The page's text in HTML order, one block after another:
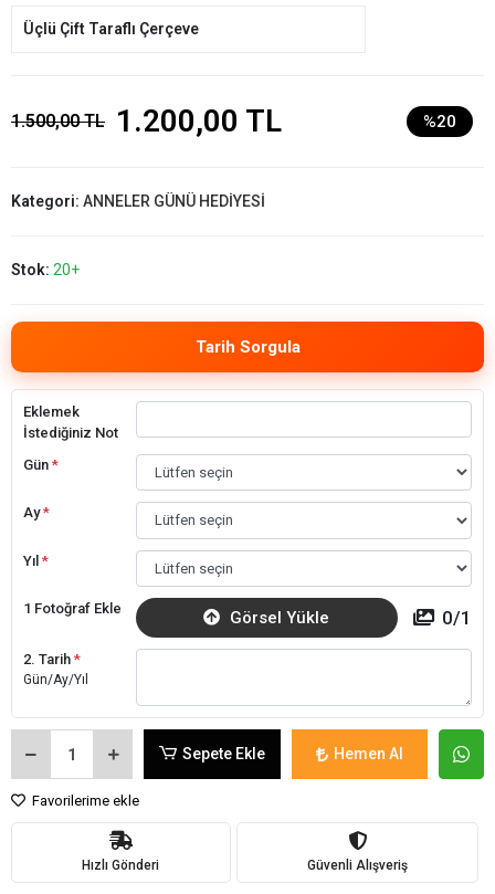
Üçlü Çift Taraflı Çerçeve
1.500,00 TL 1.200,00 TL %20
Kategori: ANNELER GÜNÜ HEDİYESİ
Stok: 20+
Tarih Sorgula
Eklemek
İstediğiniz Not
Gün *
Ay*
Yıl *
1 Fotoğraf Ekle Görsel Yükle 0/1
2. Tarih *
Gün/Ay/Yıl
Sepete Ekle Hemen Al
Favorilerime ekle
Hızlı Gönderi Güvenli Alışveriş